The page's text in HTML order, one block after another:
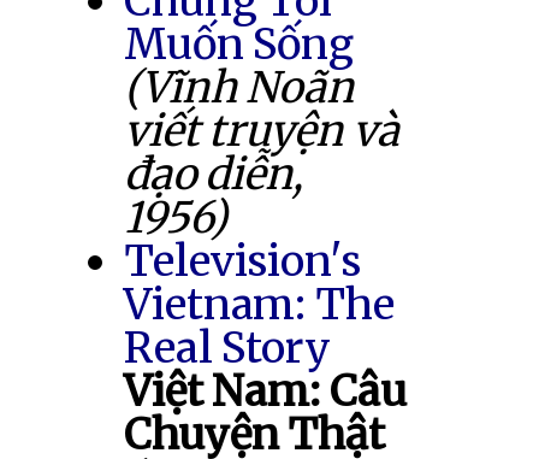
Muốn Sống
(Vĩnh Noãn
viết truyện và
đạo diễn,
1956)
Television's
Vietnam: The
Real Story
Việt Nam: Câu
Chuyện Thật